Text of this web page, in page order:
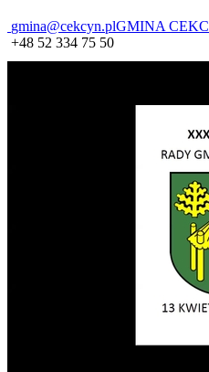
gmina@cekcyn.pl
+48 52 334 75 50
GMINA